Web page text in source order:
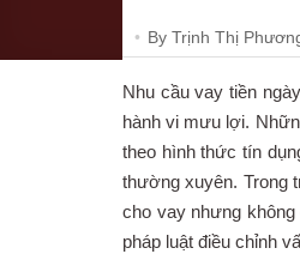
By Trịnh Thị
Nhu cầu vay tiền
hành vi mưu lợi.
theo hình thức tín
thường xuyên. Trong
cho vay nhưng
pháp luật điều chỉnh